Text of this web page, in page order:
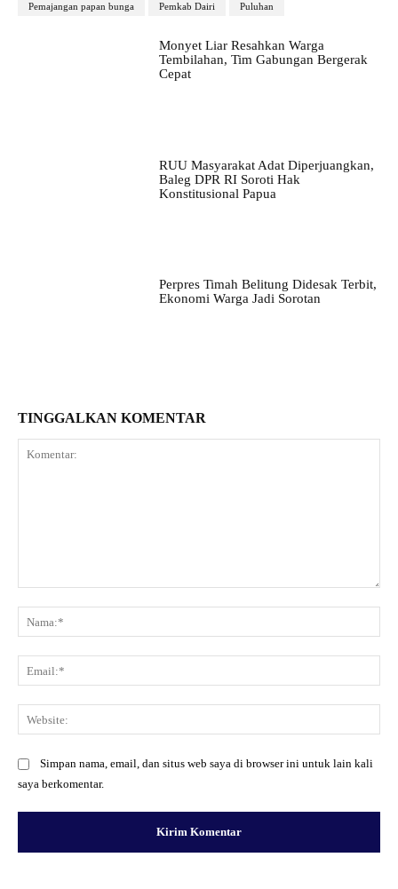
Pemajangan papan bunga Pemkab Dairi Puluhan
Monyet Liar Resahkan Warga
Tembilahan, Tim Gabungan Bergerak
Cepat
RUU Masyarakat Adat Diperjuangkan,
Baleg DPR RI Soroti Hak
Konstitusional Papua
Perpres Timah Belitung Didesak Terbit,
Ekonomi Warga Jadi Sorotan
TINGGALKAN KOMENTAR
Simpan nama, email, dan situs web saya di browser ini untuk lain kali
saya berkomentar.